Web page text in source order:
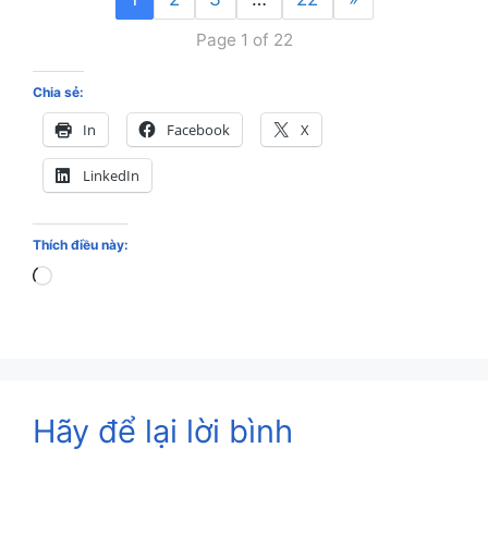
Page 1 of 22
Chia sẻ:
In Facebook X
LinkedIn
Thích điều này:
Loading…
Hãy để lại lời bình